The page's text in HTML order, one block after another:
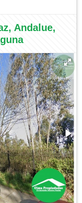
Andalue,